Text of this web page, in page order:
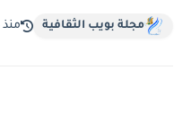
مجلة بويب الثقافية منذ 4 سنة